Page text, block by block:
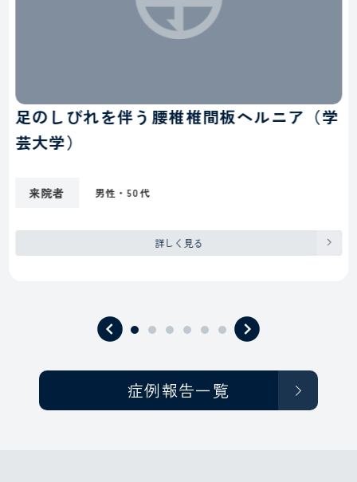
足のしびれを伴う腰椎椎間板ヘルニア（学
芸大学）
来院者 男性・50代
詳しく見る
症例報告一覧